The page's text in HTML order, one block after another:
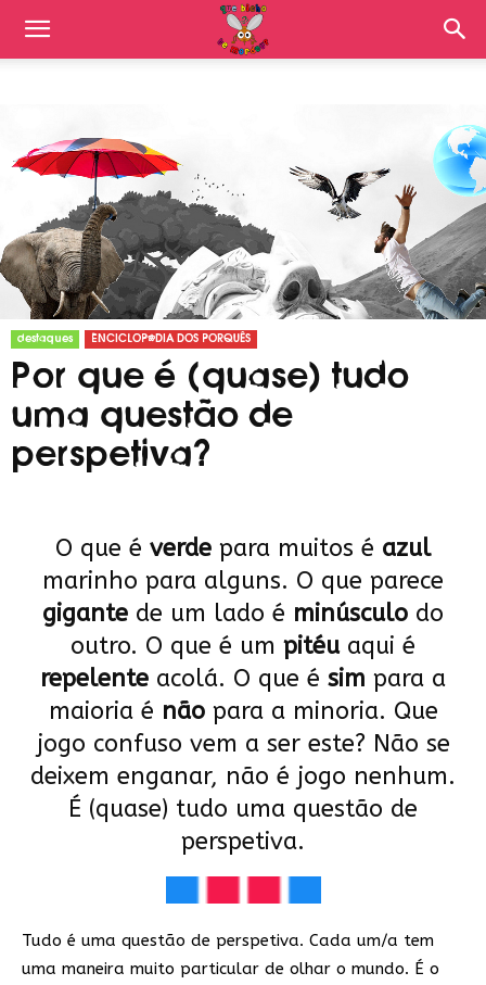
destaques ENCICLOPÉDIA DOS PORQUÊS
Por que é (quase) tudo
uma questão de
perspetiva?
O que é verde para muitos é azul
marinho para alguns. O que parece
gigante de um lado é minúsculo do
outro. O que é um pitéuaqui é
repelente acolá. O que é sim para a
maioria é nãopara a minoria. Que
jogo confuso vem a ser este? Não se
deixem enganar, não é jogo nenhum.
É (quase) tudo uma questão de
perspetiva.
Tudo é uma questão de perspetiva. Cada um/a tem
uma maneira muito particular de olhar o mundo. É o